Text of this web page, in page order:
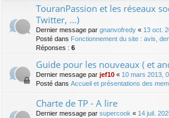
TouranPassion et les réseaux
Twitter, ...)
Dernier message par gnanvofredy « 13 oct.
Posté dans Fonctionnement du site : avis,
Réponses : 6
Guide pour les nouveaux ( et
Dernier message par jef10 « 10 mars 2013,
Posté dans Accueil et présentations des
Charte de TP - A lire
Dernier message par supercook « 14 juil.